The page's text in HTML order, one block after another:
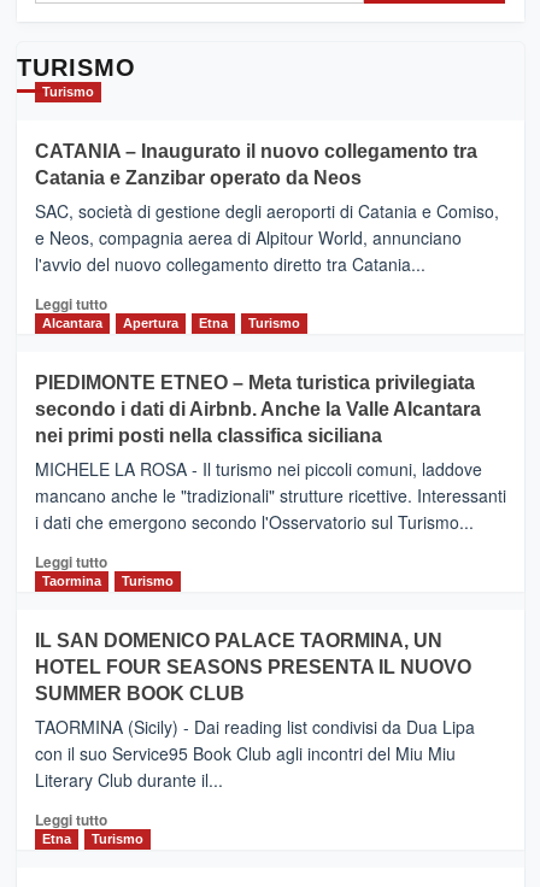
TURISMO
Turismo
CATANIA – Inaugurato il nuovo collegamento tra
Catania e Zanzibar operato da Neos
SAC, società di gestione degli aeroporti di Catania e Comiso,
e Neos, compagnia aerea di Alpitour World, annunciano
l'avvio del nuovo collegamento diretto tra Catania...
Leggi tuttoLeggi
CATANIA
–
Inaugurato
il
nuovo
collegamento
tra
e
Zanzibar
da
Neos
Alcantara Apertura Etna Turismo
PIEDIMONTE ETNEO – Meta turistica privilegiata
secondo i dati di Airbnb. Anche la Valle Alcantara
nei primi posti nella classifica siciliana
MICHELE LA ROSA - Il turismo nei piccoli comuni, laddove
mancano anche le "tradizionali" strutture ricettive. Interessanti
i dati che emergono secondo l'Osservatorio sul Turismo...
Leggi tuttoLeggi
PIEDIMONTE
ETNEO
–
Meta
turistica
privilegiata
secondo
dati
di
Taormina Turismo
IL SAN DOMENICO PALACE TAORMINA, UN
HOTEL FOUR SEASONS PRESENTA IL NUOVO
SUMMER BOOK CLUB
TAORMINA (Sicily) - Dai reading list condivisi da Dua Lipa
con il suo Service95 Book Club agli incontri del Miu Miu
Literary Club durante il...
Leggi tuttoLeggi
di
Etna Turismo